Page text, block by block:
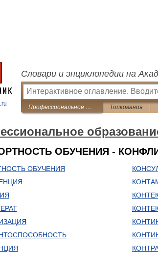
Словари и энциклопедии на
Профессиональное образование. Словарь Толкования
ОБУЧЕНИЯ -
ОБУЧЕНИЯ